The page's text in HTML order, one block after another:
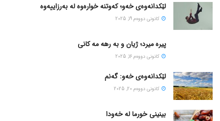
لێکدانەوەی خەو؛ کەوتنە خوارەوە لە بەرزاییەوە
كانونی دووه‌م 19, 2025
پیره میرد؛ ژیان و به رهه مه کانی
كانونی دووه‌م 16, 2025
لێکدانەوەی خەو: گەنم
كانونی دووه‌م 20, 2025
بینینی خورما لە خەودا